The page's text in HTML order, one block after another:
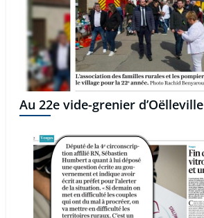
Au 22e vide-grenier d’Oëlleville